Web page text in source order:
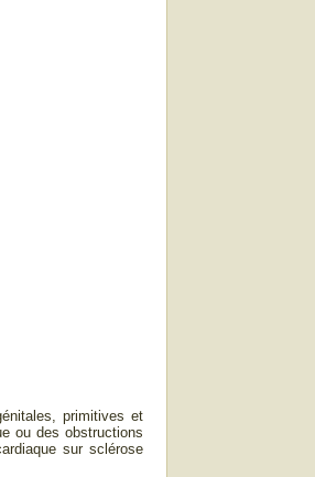
primitives et
ou des obstructions
sur sclérose